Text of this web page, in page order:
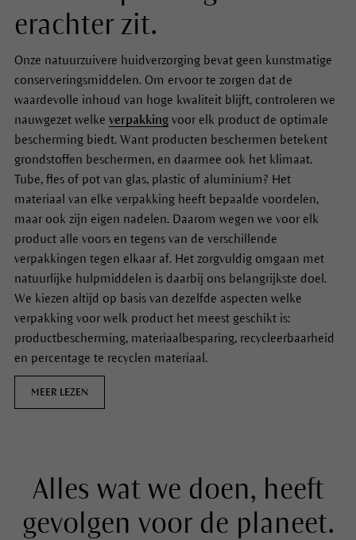
erachter zit.
Onze natuurzuivere huidverzorging bevat geen kunstmatige
conserveringsmiddelen. Om ervoor te zorgen dat de
waardevolle inhoud van hoge kwaliteit blijft, controleren we
nauwgezet welke verpakkingvoor elk product de optimale
bescherming biedt. Want producten beschermen betekent
grondstoffen beschermen, en daarmee ook het klimaat.
Tube, fles of pot van glas, plastic of aluminium? Het
materiaal van elke verpakking heeft bepaalde voordelen,
maar ook zijn eigen nadelen. Daarom wegen we voor elk
product alle voors en tegens van de verschillende
verpakkingen tegen elkaar af. Het zorgvuldig omgaan met
natuurlijke hulpmiddelen is daarbij ons belangrijkste doel.
We kiezen altijd op basis van dezelfde aspecten welke
verpakking voor welk product het meest geschikt is:
productbescherming, materiaalbesparing, recycleerbaarheid
en percentage te recyclen materiaal.
MEER LEZEN
Alles wat we doen, heeft
gevolgen voor de planeet.